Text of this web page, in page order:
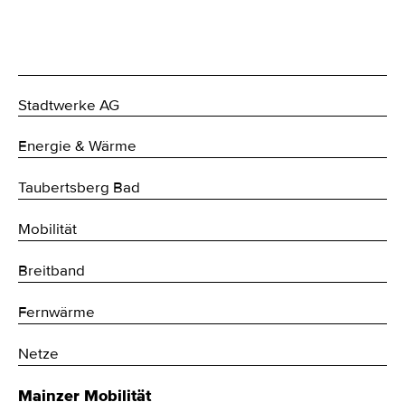
Stadtwerke AG
Energie & Wärme
Taubertsberg Bad
Mobilität
Breitband
Fernwärme
Netze
Mainzer Mobilität